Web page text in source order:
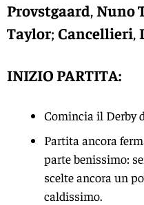
Provstgaard, Nuno
Taylor; Cancellieri,
INIZIO PARTITA:
Comincia il Derby
Partita ancora
parte benissimo:
scelte ancora un
caldissimo.